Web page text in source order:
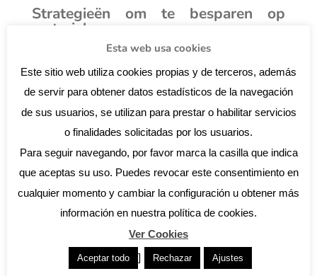
Strategieën om te besparen op
materialen
Een effectieve strategie is om materialen buiten
het seizoen te kopen of op zoek te gaan naar
speciale aanbiedingen. Het is ook nuttig om een
goede relatie op te bouwen met lokale
leveranciers, omdat dit voordelen kan opleveren
op het gebied van prijzen en beschikbaarheid.
Een andere optie is om alternatieve materialen
of ontwerpoplossingen te overwegen die
kostenbesparingen kunnen opleveren zonder dat
Financiële planning voor je verbouwing
Een zorgvuldige financiële planning is essentieel
Esta web usa cookies
Este sitio web utiliza cookies propias y de terceros, además
de servir para obtener datos estadísticos de la navegación
de sus usuarios, se utilizan para prestar o habilitar servicios
o finalidades solicitadas por los usuarios.
Para seguir navegando, por favor marca la casilla que indica
que aceptas su uso. Puedes revocar este consentimiento en
cualquier momento y cambiar la configuración u obtener más
información en nuestra política de cookies.
Ver Cookies
Aceptar todo ] Rechazar Ajustes